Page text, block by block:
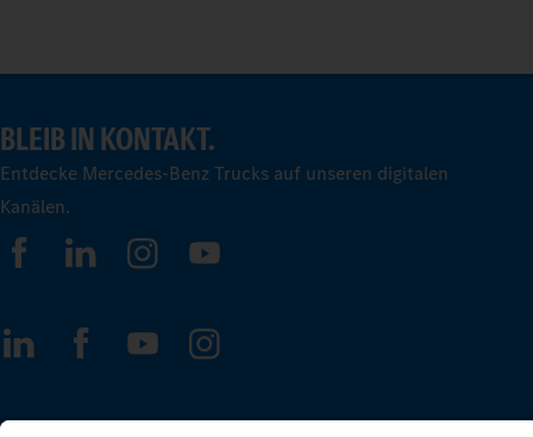
BLEIB IN KONTAKT.
Entdecke Mercedes-Benz Trucks auf unseren digitalen
Kanälen.